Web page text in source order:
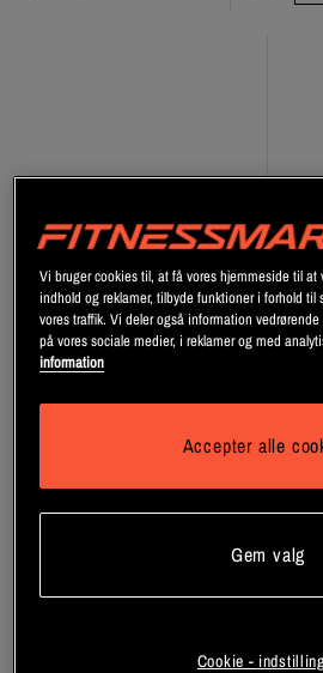
Bliv medlem
Fuel of
Vi bruger cookies til, at få vores hjemmeside til
indhold og reklamer, tilbyde funktioner i forhold til
vores traffik. Vi deler også information
på vores sociale medier, i reklamer og med
information
Accepter alle
Gem valg
Cookie -